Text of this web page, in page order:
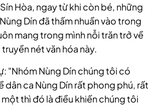
Hòa, ngay từ khi còn bé, những
Dín đã thấm nhuần vào trong
mang trong mình nỗi trăn trở về
nét văn hóa này.
"Nhóm Nùng Dín chúng tôi có
dân ca Nùng Dín rất phong phú, rất
một thì đó là điều khiến chúng tôi